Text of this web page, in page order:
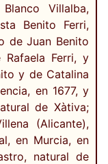
Villalba,
Benito Ferri,
de Juan Benito
Ferri, y
y de Catalina
en 1677, y
de Xàtiva;
(Alicante),
en Murcia, en
natural de